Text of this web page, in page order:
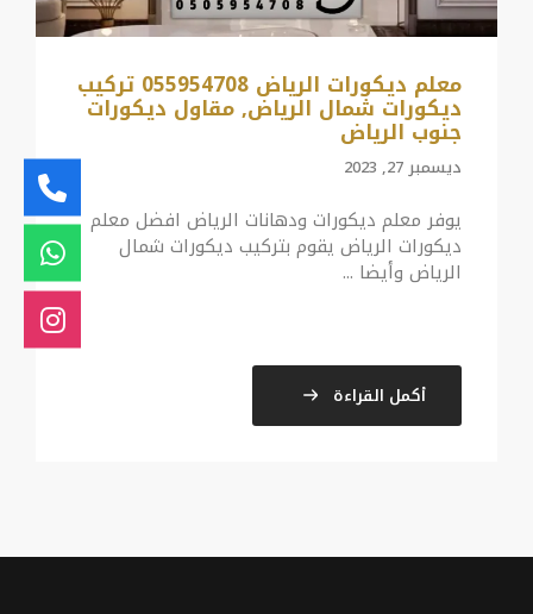
معلم ديكورات الرياض 055954708 تركيب
ديكورات شمال الرياض, مقاول ديكورات
جنوب الرياض
ديسمبر 27, 2023
يوفر معلم ديكورات ودهانات الرياض افضل معلم
ديكورات الرياض يقوم بتركيب ديكورات شمال
الرياض وأيضا ...
أكمل القراءة